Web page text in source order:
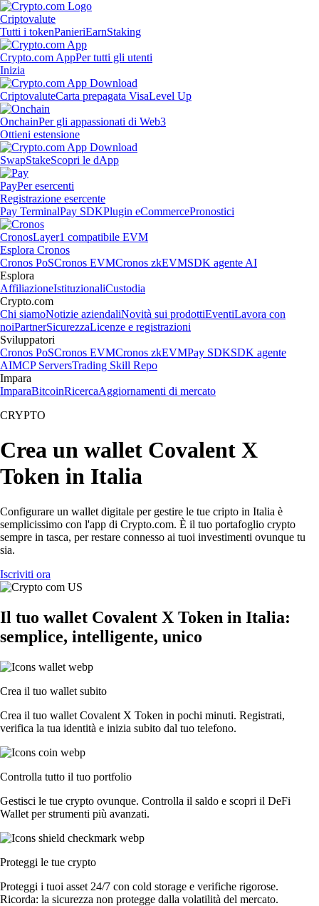
Criptovalute
Tutti i tokenPanieriEarnStaking
Crypto.com AppPer tutti gli utenti
Inizia
CriptovaluteCarta prepagata VisaLevel Up
OnchainPer gli appassionati di Web3
Ottieni estensione
SwapStakeScopri le dApp
PayPer esercenti
Registrazione esercente
Pay TerminalPay SDKPlugin eCommercePronostici
CronosLayer1 compatibile EVM
Esplora Cronos
Cronos PoSCronos EVMCronos zkEVMSDK agente AI
Esplora
AffiliazioneIstituzionaliCustodia
Crypto.com
Chi siamoNotizie aziendaliNovità sui prodottiEventiLavora con
noiPartnerSicurezzaLicenze e registrazioni
Sviluppatori
Cronos PoSCronos EVMCronos zkEVMPay SDKSDK agente
AIMCP ServersTrading Skill Repo
Impara
ImparaBitcoinRicercaAggiornamenti di mercato
CRYPTO
Crea un wallet Covalent X
Token in Italia
Configurare un wallet digitale per gestire le tue cripto in Italia è
semplicissimo con l'app di Crypto.com. È il tuo portafoglio crypto
sempre in tasca, per restare connesso ai tuoi investimenti ovunque tu
sia.
Iscriviti ora
Il tuo wallet Covalent X Token in Italia:
semplice, intelligente, unico
Crea il tuo wallet subito
Crea il tuo wallet Covalent X Token in pochi minuti. Registrati,
verifica la tua identità e inizia subito dal tuo telefono.
Controlla tutto il tuo portfolio
Gestisci le tue crypto ovunque. Controlla il saldo e scopri il DeFi
Wallet per strumenti più avanzati.
Proteggi le tue crypto
Proteggi i tuoi asset 24/7 con cold storage e verifiche rigorose.
Ricorda: la sicurezza non protegge dalla volatilità del mercato.